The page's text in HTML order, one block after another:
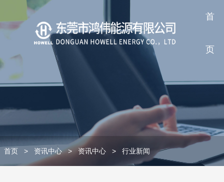
首
页
首页 > 资讯中心 > 资讯中心 > 行业新闻